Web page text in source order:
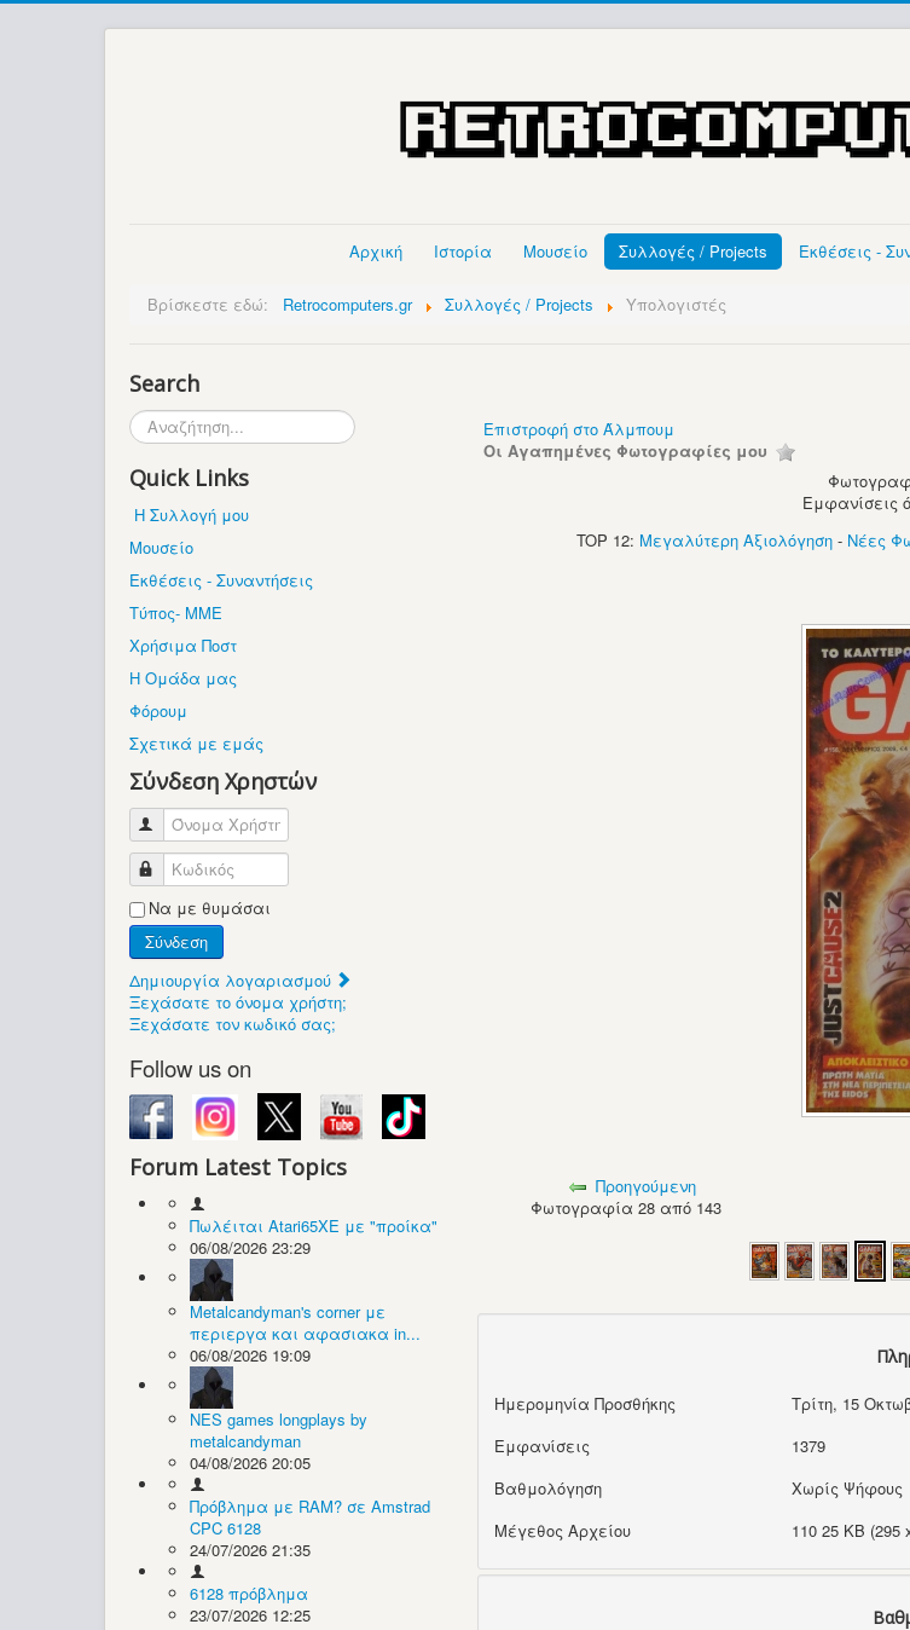
Αρχική Ιστορία Μουσείο Συλλογές / Projects Εκθέσεις -
Βρίσκεστε εδώ: Retrocomputers.gr Συλλογές / Projects Υπολογιστές
Search
Αναζήτηση...
Quick Links
Η Συλλογή μου
Μουσείο
Εκθέσεις - Συναντήσεις
Τύπος- ΜΜΕ
Χρήσιμα Ποστ
Η Ομάδα μας
Φόρουμ
Σχετικά με εμάς
Σύνδεση Χρηστών
Όνομα Χρήστη
Κωδικός
Να με θυμάσαι
Σύνδεση
Δημιουργία λογαριασμού
Ξεχάσατε το όνομα χρήστη;
Ξεχάσατε τον κωδικό σας;
Follow us on
Forum Latest Topics
Πωλέιται Atari65XE με "προίκα"
06/08/2026 23:29
Metalcandyman's corner με
περιεργα και αφασιακα in...
06/08/2026 19:09
NES games longplays by
metalcandyman
04/08/2026 20:05
Πρόβλημα με RAM? σε Amstrad
CPC 6128
24/07/2026 21:35
6128 πρόβλημα
23/07/2026 12:25
Επιστροφή στο Άλμπουμ
Οι Αγαπημένες Φωτογραφίες μου
Εμφανίσεις
TOP 12: Μεγαλύτερη Αξιολόγηση- Νέες
Προηγούμενη
Φωτογραφία 28 από 143
Ημερομηνία Προσθήκης
Τρίτη, 15
Εμφανίσεις
1379
Βαθμολόγηση
Χωρίς Ψήφους
Μέγεθος Αρχείου
110 25 KB (295